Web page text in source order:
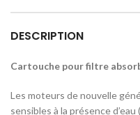
DESCRIPTION
Cartouche pour filtre
Les moteurs de nouvelle
sensibles à la présence